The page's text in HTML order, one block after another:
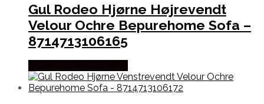
Gul Rodeo Hjørne Højrevendt
Velour Ochre Bepurehome Sofa –
8714713106165